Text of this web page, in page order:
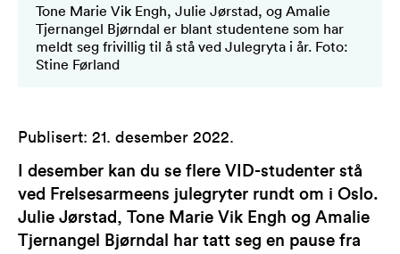
Tone Marie Vik Engh, Julie Jørstad, og Amalie
Tjernangel Bjørndal er blant studentene som har
meldt seg frivillig til å stå ved Julegryta i år. Foto:
Stine Førland
Publisert: 21. desember 2022.
I desember kan du se flere VID-studenter stå
ved Frelsesarmeens julegryter rundt om i Oslo.
Julie Jørstad, Tone Marie Vik Engh og Amalie
Tjernangel Bjørndal har tatt seg en pause fra